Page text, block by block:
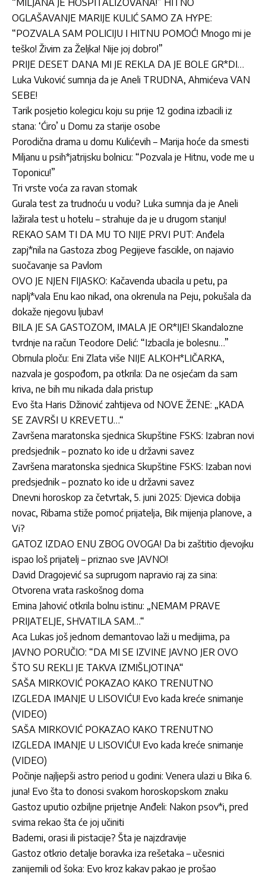
OGLAŠAVANJE MARIJE KULIĆ SAMO ZA HYPE:
“POZVALA SAM POLICIJU I HITNU POMOĆ! Mnogo mi je
teško! Živim za Željka! Nije joj dobro!”
PRIJE DESET DANA MI JE REKLA DA JE BOLE GR*DI…
Luka Vuković sumnja da je Aneli TRUDNA, Ahmićeva VAN
SEBE!
Tarik posjetio kolegicu koju su prije 12 godina izbacili iz
stana: ‘Ćiro’ u Domu za starije osobe
Porodična drama u domu Kulićevih – Marija hoće da smesti
Miljanu u psih*jatrijsku bolnicu: “Pozvala je Hitnu, vode me u
Toponicu!”
Tri vrste voća za ravan stomak
Gurala test za trudnoću u vodu? Luka sumnja da je Aneli
lažirala test u hotelu – strahuje da je u drugom stanju!
REKAO SAM TI DA MU TO NIJE PRVI PUT: Anđela
zapj*nila na Gastoza zbog Pegijeve fascikle, on najavio
suočavanje sa Pavlom
OVO JE NJEN FIJASKO: Kačavenda ubacila u petu, pa
naplj*vala Enu kao nikad, ona okrenula na Peju, pokušala da
dokaže njegovu ljubav!
BILA JE SA GASTOZOM, IMALA JE OR*IJE! Skandalozne
tvrdnje na račun Teodore Delić: “Izbacila je bolesnu…”
Obrnula ploču: Eni Zlata više NIJE ALKOH*LIČARKA,
nazvala je gospođom, pa otkrila: Da ne osjećam da sam
kriva, ne bih mu nikada dala pristup
Evo šta Haris Džinović zahtijeva od NOVE ŽENE: „KADA
SE ZAVRŠI U KREVETU…“
Završena maratonska sjednica Skupštine FSKS: Izabran novi
predsjednik – poznato ko ide u državni savez
Završena maratonska sjednica Skupštine FSKS: Izaban novi
predsjednik – poznato ko ide u državni savez
Dnevni horoskop za četvrtak, 5. juni 2025: Djevica dobija
novac, Ribama stiže pomoć prijatelja, Bik mijenja planove, a
Vi?
GATOZ IZDAO ENU ZBOG OVOGA! Da bi zaštitio djevojku
ispao loš prijatelj – priznao sve JAVNO!
David Dragojević sa suprugom napravio raj za sina:
Otvorena vrata raskošnog doma
Emina Jahović otkrila bolnu istinu: „NEMAM PRAVE
PRIJATELJE, SHVATILA SAM…“
Aca Lukas još jednom demantovao laži u medijima, pa
JAVNO PORUČIO: “DA MI SE IZVINE JAVNO JER OVO
ŠTO SU REKLI JE TAKVA IZMIŠLJOTINA“
SAŠA MIRKOVIĆ POKAZAO KAKO TRENUTNO
IZGLEDA IMANJE U LISOVIĆU! Evo kada kreće snimanje
(VIDEO)
SAŠA MIRKOVIĆ POKAZAO KAKO TRENUTNO
IZGLEDA IMANJE U LISOVIĆU! Evo kada kreće snimanje
(VIDEO)
Počinje najljepši astro period u godini: Venera ulazi u Bika 6.
juna! Evo šta to donosi svakom horoskopskom znaku
Gastoz uputio ozbiljne prijetnje Anđeli: Nakon psov*i, pred
svima rekao šta će joj učiniti
Bademi, orasi ili pistacije? Šta je najzdravije
Gastoz otkrio detalje boravka iza rešetaka – učesnici
zanijemili od šoka: Evo kroz kakav pakao je prošao